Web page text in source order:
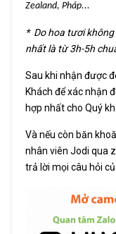
Zealand, Pháp...
* Do hoa tươi
nhất là từ 3h-5h
Sau khi nhận được
Khách để xác nhận
hợp nhất cho Quý
Và nếu còn băn
nhân viên Jodi qua
trả lời mọi câu hỏi